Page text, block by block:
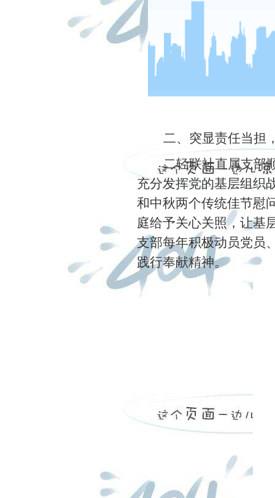
二、突显责任当担
二轻联社直属支部
充分发挥党的基层组织
和中秋两个传统佳节慰
庭给予关心关照，让基
支部每年积极动员党员
践行奉献精神。